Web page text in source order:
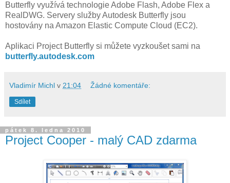
Butterfly využívá technologie Adobe Flash, Adobe Flex a
RealDWG. Servery služby Autodesk Butterfly jsou
hostovány na Amazon Elastic Compute Cloud (EC2).
Aplikaci Project Butterfly si můžete vyzkoušet sami na
butterfly.autodesk.com
Vladimír Michl v 21:04 Žádné komentáře:
Sdílet
pátek 8. ledna 2010
Project Cooper - malý CAD zdarma